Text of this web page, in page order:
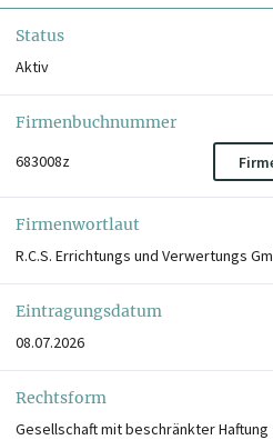
Status
Aktiv
Firmenbuchnummer
683008z
Firmenwortlaut
R.C.S. Errichtungs und Verwertungs
Eintragungsdatum
08.07.2026
Rechtsform
Gesellschaft mit beschränkter Haftung